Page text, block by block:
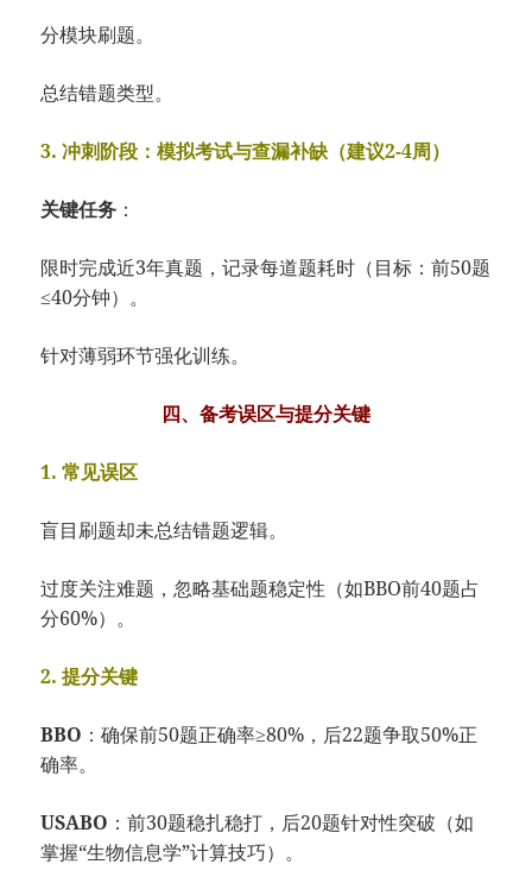
分模块刷题。
总结错题类型。
3. 冲刺阶段：模拟考试与查漏补缺（建议2-4周）
关键任务 ：
限时完成近3年真题，记录每道题耗时（目标：前50题
≤40分钟）。
针对薄弱环节强化训练。
四、备考误区与提分关键
1. 常见误区
盲目刷题却未总结错题逻辑。
过度关注难题，忽略基础题稳定性 （如BBO前40题占
分60%）。
2. 提分关键
BBO ：确保前50题正确率≥80%， 后22题争取50%正
确率。
USABO ：前30题稳扎稳打， 后20题针对性突破（如
掌握“生物信息学”计算技巧）。